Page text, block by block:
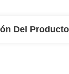
Del Producto